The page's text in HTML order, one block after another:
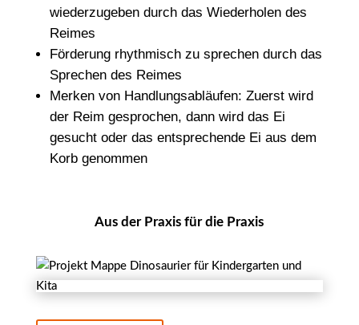
wiederzugeben durch das Wiederholen des
Reimes
Förderung rhythmisch zu sprechen durch das
Sprechen des Reimes
Merken von Handlungsabläufen: Zuerst wird
der Reim gesprochen, dann wird das Ei
gesucht oder das entsprechende Ei aus dem
Korb genommen
Aus der Praxis für die Praxis